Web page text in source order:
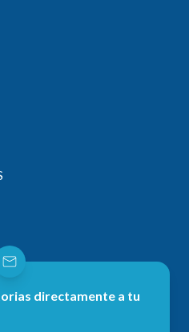
directamente a tu